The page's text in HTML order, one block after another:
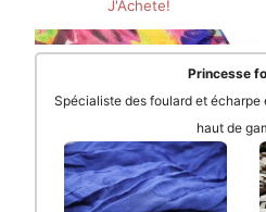
Princesse
Spécialiste des foulard et
haut de